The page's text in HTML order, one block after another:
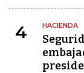
4 HACIENDA